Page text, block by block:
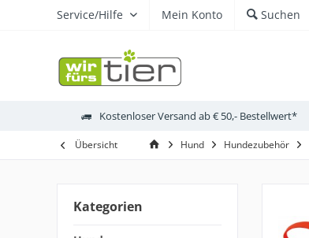
Service/Hilfe Mein Konto Suchen
Kostenloser Versand ab € 50,- Bestellwert*
Übersicht Hund Hundezubehör
Kategorien